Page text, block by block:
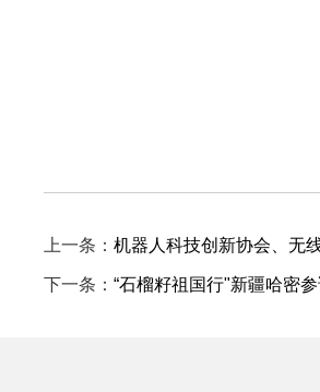
上一条： 机器人科技创新协会、无
下一条： “石榴籽祖国行"新疆哈密